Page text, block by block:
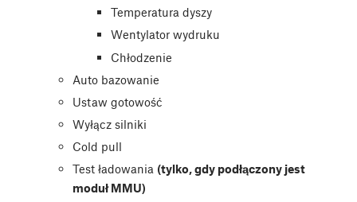
Temperatura dyszy
Wentylator wydruku
Chłodzenie
Auto bazowanie
Ustaw gotowość
Wyłącz silniki
Cold pull
Test ładowania (tylko, gdy podłączony jest
moduł MMU)